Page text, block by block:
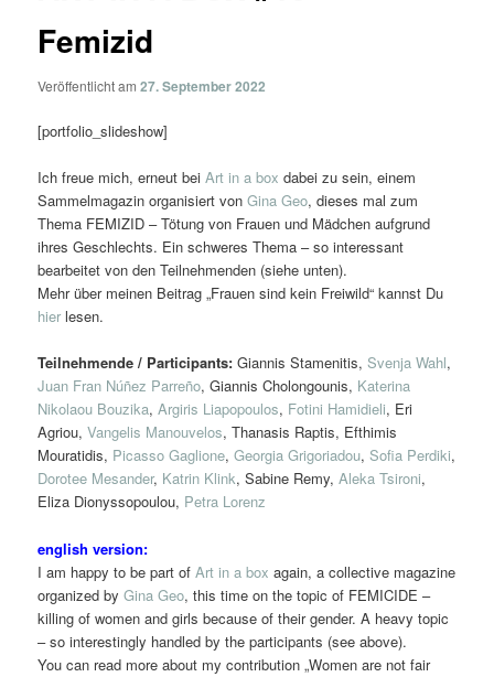
Femizid
Veröffentlicht am27. September 2022
[portfolio_slideshow]
Ich freue mich, erneut beiArt in a box dabei zu sein, einem
Sammelmagazin organisiert vonGina Geo, dieses mal zum
Thema FEMIZID – Tötung von Frauen und Mädchen aufgrund
ihres Geschlechts. Ein schweres Thema – so interessant
bearbeitet von den Teilnehmenden (siehe unten).
Mehr über meinen Beitrag „Frauen sind kein Freiwild“ kannst Du
hier lesen.
Teilnehmende / Participants: Giannis Stamenitis,Svenja Wahl,
Juan Fran Núñez Parreño, Giannis Cholongounis, Katerina
Nikolaou Bouzika,Argiris Liapopoulos, Fotini Hamidieli, Eri
Agriou,Vangelis Manouvelos, Thanasis Raptis, Efthimis
Mouratidis, Picasso Gaglione,Georgia Grigoriadou,Sofia Perdiki,
Dorotee Mesander, Katrin Klink, Sabine Remy,Aleka Tsironi,
Eliza Dionyssopoulou, Petra Lorenz
english version:
I am happy to be part ofArt in a box again, a collective magazine
organized byGina Geo, this time on the topic of FEMICIDE –
killing of women and girls because of their gender. A heavy topic
– so interestingly handled by the participants (see above).
You can read more about my contribution „Women are not fair